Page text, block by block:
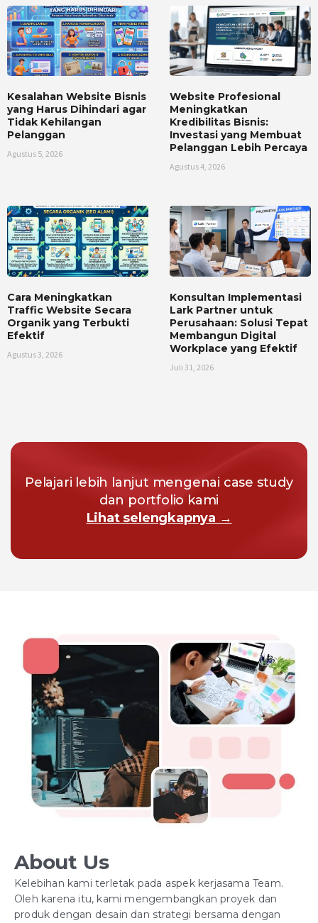
Kesalahan Website Bisnis
yang Harus Dihindari agar
Tidak Kehilangan
Pelanggan
Agustus 5, 2026
Website Profesional
Meningkatkan
Kredibilitas Bisnis:
Investasi yang Membuat
Pelanggan Lebih Percaya
Agustus 4, 2026
Cara Meningkatkan
Traffic Website Secara
Organik yang Terbukti
Efektif
Agustus 3, 2026
Konsultan Implementasi
Lark Partner untuk
Perusahaan: Solusi Tepat
Membangun Digital
Workplace yang Efektif
Juli 31, 2026
Pelajari lebih lanjut mengenai case study
dan portfolio kami
Lihat selengkapnya →
About Us
Kelebihan kami terletak pada aspek kerjasama Team.
Oleh karena itu, kami mengembangkan proyek dan
produk dengan desain dan strategi bersama dengan